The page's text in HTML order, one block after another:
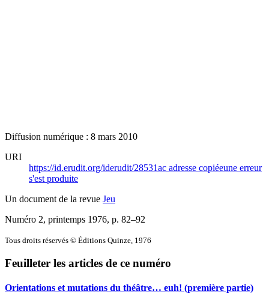
Diffusion numérique : 8 mars 2010
URI
https://id.erudit.org/iderudit/28531ac adresse copiéeune erreur
s'est produite
Un document de la revue Jeu
Numéro 2, printemps 1976, p. 82–92
Tous droits réservés © Éditions Quinze, 1976
Feuilleter les articles de ce numéro
Orientations et mutations du théâtre… euh! (première partie)